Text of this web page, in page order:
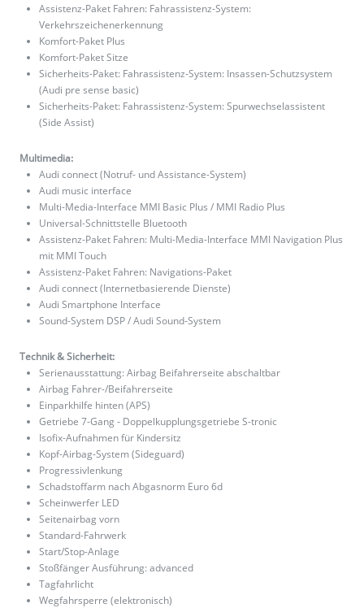
Assistenz-Paket Fahren: Fahrassistenz-System:
Verkehrszeichenerkennung
Komfort-Paket Plus
Komfort-Paket Sitze
Sicherheits-Paket: Fahrassistenz-System: Insassen-Schutzsystem
(Audi pre sense basic)
Sicherheits-Paket: Fahrassistenz-System: Spurwechselassistent
(Side Assist)
Multimedia:
Audi connect (Notruf- und Assistance-System)
Audi music interface
Multi-Media-Interface MMI Basic Plus / MMI Radio Plus
Universal-Schnittstelle Bluetooth
Assistenz-Paket Fahren: Multi-Media-Interface MMI Navigation Plus
mit MMI Touch
Assistenz-Paket Fahren: Navigations-Paket
Audi connect (Internetbasierende Dienste)
Audi Smartphone Interface
Sound-System DSP / Audi Sound-System
Technik & Sicherheit:
Serienausstattung: Airbag Beifahrerseite abschaltbar
Airbag Fahrer-/Beifahrerseite
Einparkhilfe hinten (APS)
Getriebe 7-Gang - Doppelkupplungsgetriebe S-tronic
Isofix-Aufnahmen für Kindersitz
Kopf-Airbag-System (Sideguard)
Progressivlenkung
Schadstoffarm nach Abgasnorm Euro 6d
Scheinwerfer LED
Seitenairbag vorn
Standard-Fahrwerk
Start/Stop-Anlage
Stoßfänger Ausführung: advanced
Tagfahrlicht
Wegfahrsperre (elektronisch)